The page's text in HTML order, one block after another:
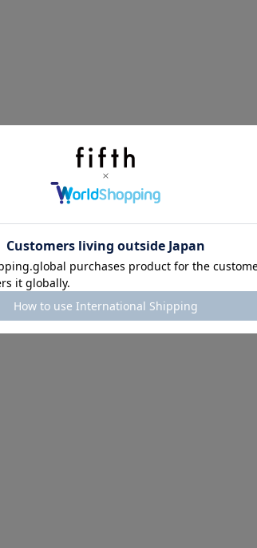
けプチアイテム